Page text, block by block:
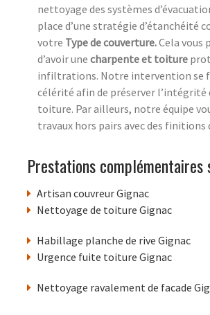
nettoyage des systèmes
place d’une stratégie d’étanchéité
votre Type de couverture.Cela vous
d’avoir une charpente et toiture
infiltrations. Notre intervention se
célérité afin de préserver l’intégrité
toiture. Par ailleurs, notre équipe
travaux hors pairs avec des finitions
Prestations complémentaires
Artisan couvreur Gignac
Nettoyage de toiture Gignac
Habillage planche de rive Gignac
Urgence fuite toiture Gignac
Nettoyage ravalement de facade